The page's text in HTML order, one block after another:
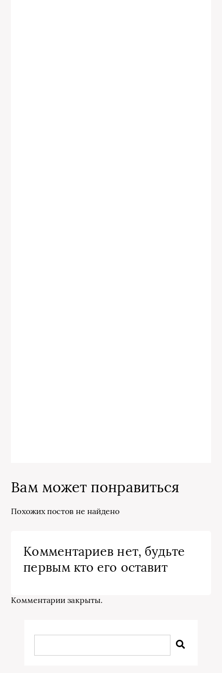
Вам может понравиться
Похожих постов не найдено
Комментариев нет, будьте
первым кто его оставит
Комментарии закрыты.